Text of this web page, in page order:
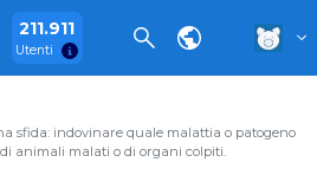
211.911
Utenti
sfida: indovinare quale malattia o patogeno
animali malati o di organi colpiti.